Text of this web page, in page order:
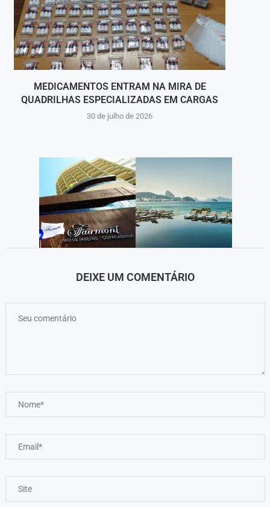
MEDICAMENTOS ENTRAM NA MIRA DE
QUADRILHAS ESPECIALIZADAS EM CARGAS
30 de julho de 2026
DEIXE UM COMENTÁRIO